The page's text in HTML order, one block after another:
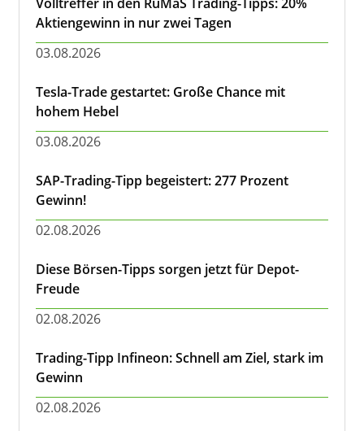
Aktiengewinn in nur zwei Tagen
03.08.2026
Tesla-Trade gestartet: Große Chance mit
hohem Hebel
03.08.2026
SAP-Trading-Tipp begeistert: 277 Prozent
Gewinn!
02.08.2026
Diese Börsen-Tipps sorgen jetzt für Depot-
Freude
02.08.2026
Trading-Tipp Infineon: Schnell am Ziel, stark im
Gewinn
02.08.2026